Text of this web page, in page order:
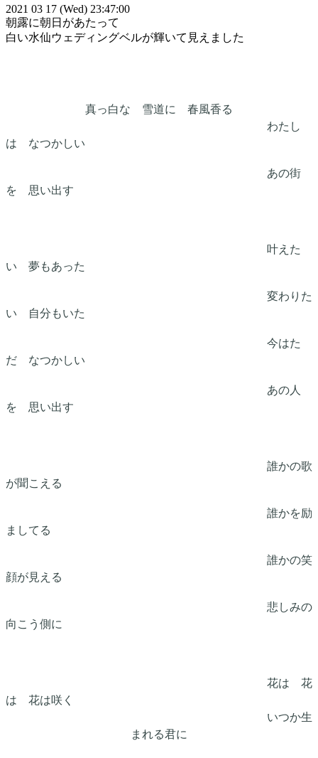
2021 03 17 (Wed) 23:47:00
朝露に朝日があたって
白い水仙ウェディングベルが輝いて見えました
真っ白な 雪道に 春風香る
わたし
は なつかしい
あの街
を 思い出す
叶えた
い 夢もあった
変わりた
い 自分もいた
今はた
だ なつかしい
あの人
を 思い出す
誰かの歌
が聞こえる
誰かを励
ましてる
誰かの笑
顔が見える
悲しみの
向こう側に
花は 花
は 花は咲く
いつか生
まれる君に